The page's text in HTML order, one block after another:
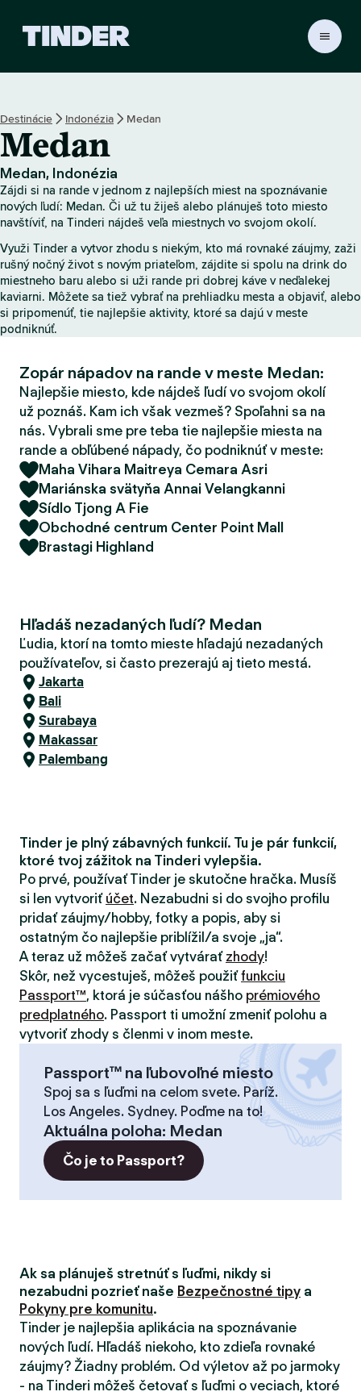
s
b
r
a
o
v
k
a
T
d
e
r
Destinácie Indonézia Medan
Medan
Medan, Indonézia
Zájdi si na rande v jednom z najlepších miest na spoznávanie
nových ľudí: Medan. Či už tu žiješ alebo plánuješ toto miesto
navštíviť, na Tinderi nájdeš veľa miestnych vo svojom okolí.
Využi Tinder a vytvor zhodu s niekým, kto má rovnaké záujmy, zaži
rušný nočný život s novým priateľom, zájdite si spolu na drink do
miestneho baru alebo si uži rande pri dobrej káve v neďalekej
kaviarni. Môžete sa tiež vybrať na prehliadku mesta a objaviť, alebo
si pripomenúť, tie najlepšie aktivity, ktoré sa dajú v meste
podniknúť.
Zopár nápadov na rande v meste Medan:
Najlepšie miesto, kde nájdeš ľudí vo svojom okolí
už poznáš. Kam ich však vezmeš? Spoľahni sa na
nás. Vybrali sme pre teba tie najlepšie miesta na
rande a obľúbené nápady, čo podniknúť v meste:
Maha Vihara Maitreya Cemara Asri
Mariánska svätyňa Annai Velangkanni
Sídlo Tjong A Fie
Obchodné centrum Center Point Mall
Brastagi Highland
Hľadáš nezadaných ľudí? Medan
Ľudia, ktorí na tomto mieste hľadajú nezadaných
používateľov, si často prezerajú aj tieto mestá.
Jakarta
Bali
Surabaya
Makassar
Palembang
Tinder je plný zábavných funkcií. Tu je pár funkcií,
ktoré tvoj zážitok na Tinderi vylepšia.
Po prvé, používať Tinder je skutočne hračka. Musíš
si len vytvoriť účet. Nezabudni si do svojho profilu
pridať záujmy/hobby, fotky a popis, aby si
ostatným čo najlepšie priblížil/a svoje „ja“.
A teraz už môžeš začať vytvárať zhody!
Skôr, než vycestuješ, môžeš použiťfunkciu
Passport™, ktorá je súčasťou nášho prémiového
predplatného. Passport ti umožní zmeniť polohu a
vytvoriť zhody s členmi v inom meste.
Passport™ na ľubovoľné miesto
Spoj sa s ľuďmi na celom svete. Paríž.
Los Angeles. Sydney. Poďme na to!
Aktuálna poloha: Medan
Čo je to Passport?
Ak sa plánuješ stretnúť s ľuďmi, nikdy si
nezabudni pozrieť naše Bezpečnostné tipy a
Pokyny pre komunitu.
Tinder je najlepšia aplikácia na spoznávanie
nových ľudí. Hľadáš niekoho, kto zdieľa rovnaké
záujmy? Žiadny problém. Od výletov až po jarmoky
- na Tinderi môžeš četovať s ľuďmi o veciach, ktoré